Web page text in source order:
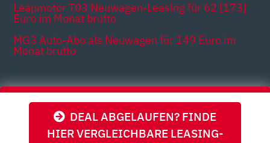
DEAL ABGELAUFEN? FINDE
HIER VERGLEICHBARE LEASING-
Leapmotor T03 Neuwagen-Leasing für 62 [173]
Euro im Monat brutto
MG3 Auto-Abo als Neuwagen für 149 Euro im
Monat brutto